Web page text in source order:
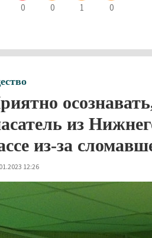
0 0 1 0
из
из-за
12:26